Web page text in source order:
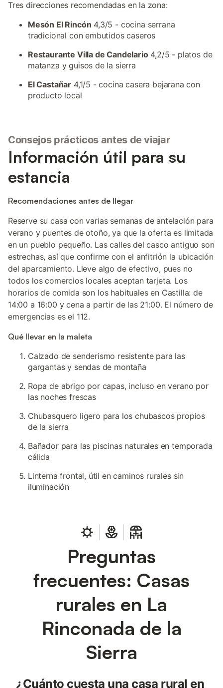
Tres direcciones recomendadas en la zona:
Mesón El Rincón 4,3/5 - cocina serrana
tradicional con embutidos caseros
Restaurante Villa de Candelario4,2/5 - platos de
matanza y guisos de la sierra
El Castañar 4,1/5 - cocina casera bejarana con
producto local
Consejos prácticos antes de viajar
Información útil para su
estancia
Recomendaciones antes de llegar
Reserve su casa con varias semanas de antelación para
verano y puentes de otoño, ya que la oferta es limitada
en un pueblo pequeño. Las calles del casco antiguo son
estrechas, así que confirme con el anfitrión la ubicación
del aparcamiento. Lleve algo de efectivo, pues no
todos los comercios locales aceptan tarjeta. Los
horarios de comida son los habituales en Castilla: de
14:00 a 16:00 y cena a partir de las 21:00. El número de
emergencias es el 112.
Qué llevar en la maleta
Calzado de senderismo resistente para las
gargantas y sendas de montaña
Ropa de abrigo por capas, incluso en verano por
las noches frescas
Chubasquero ligero para los chubascos propios
de la sierra
Bañador para las piscinas naturales en temporada
cálida
Linterna frontal, útil en caminos rurales sin
iluminación
Preguntas
frecuentes: Casas
rurales en La
Rinconada de la
Sierra
¿Cuánto cuesta una casa rural en